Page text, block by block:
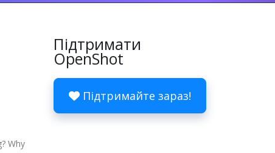
Why
Підтримати
OpenShot
Підтримайте зараз!